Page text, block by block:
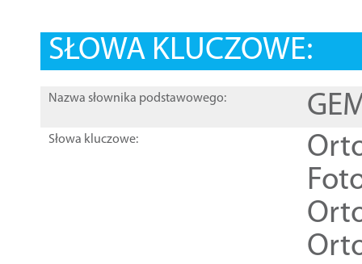
SŁOWA KLUCZOWE:
Nazwa słownika podstawowego:
Słowa kluczowe: